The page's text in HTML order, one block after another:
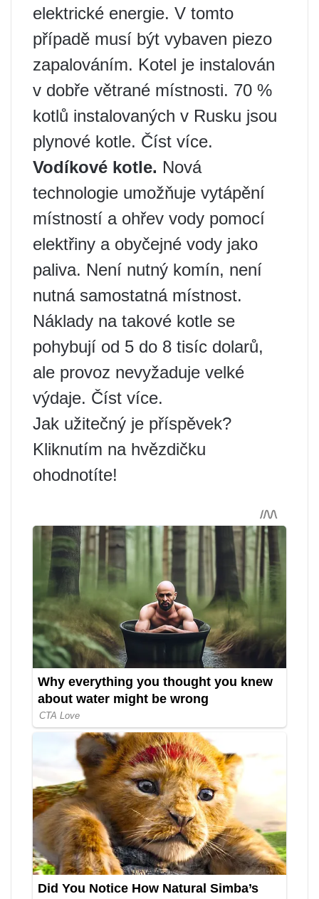
elektrické energie. V tomto
případě musí být vybaven piezo
zapalováním. Kotel je instalován
v dobře větrané místnosti. 70 %
kotlů instalovaných v Rusku jsou
plynové kotle. Číst více.
Vodíkové kotle. Nová
technologie umožňuje vytápění
místností a ohřev vody pomocí
elektřiny a obyčejné vody jako
paliva. Není nutný komín, není
nutná samostatná místnost.
Náklady na takové kotle se
pohybují od 5 do 8 tisíc dolarů,
ale provoz nevyžaduje velké
výdaje. Číst více.
Jak užitečný je příspěvek?
Kliknutím na hvězdičku
ohodnotíte!